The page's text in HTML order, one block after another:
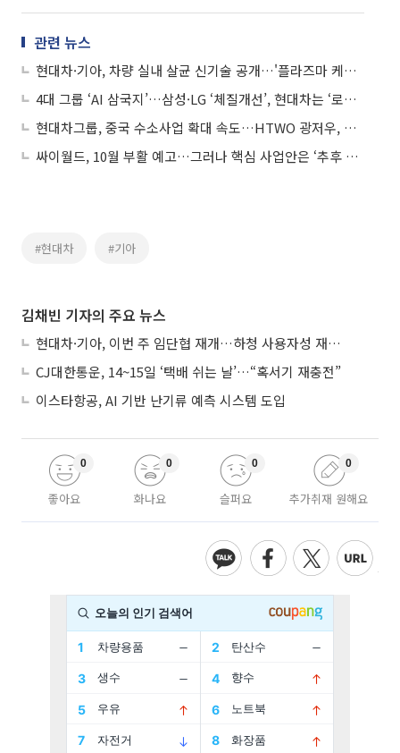
관련 뉴스
현대차·기아, 차량 실내 살균 신기술 공개…'플라즈마 케어 UVC' 세계 최초 개발
4대 그룹 ‘AI 삼국지’…삼성·LG ‘체질개선’, 현대차는 ‘로봇’, SK는 ‘조직파괴’
현대차그룹, 중국 수소사업 확대 속도…HTWO 광저우, 수소산업 포럼 참가
싸이월드, 10월 부활 예고…그러나 핵심 사업안은 ‘추후 공개’
#현대차 #기아
김채빈 기자의 주요 뉴스
현대차·기아, 이번 주 임단협 재개…하청 사용자성 재심도 ‘변수’
CJ대한통운, 14~15일 ‘택배 쉬는 날’…“혹서기 재충전”
이스타항공, AI 기반 난기류 예측 시스템 도입
좋아요
0
화나요
0
슬퍼요
0
추가취재 원해요
0